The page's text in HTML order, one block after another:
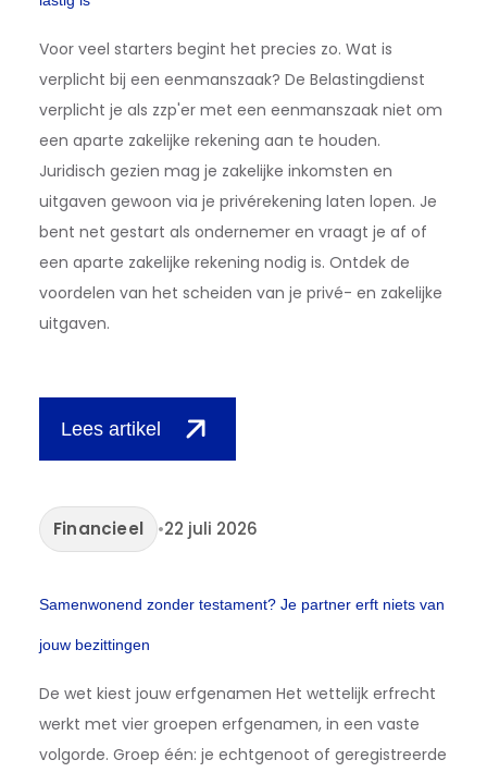
Voor veel starters begint het precies zo. Wat is
verplicht bij een eenmanszaak? De Belastingdienst
verplicht je als zzp'er met een eenmanszaak niet om
een aparte zakelijke rekening aan te houden.
Juridisch gezien mag je zakelijke inkomsten en
uitgaven gewoon via je privérekening laten lopen. Je
bent net gestart als ondernemer en vraagt je af of
een aparte zakelijke rekening nodig is. Ontdek de
voordelen van het scheiden van je privé- en zakelijke
uitgaven.
Lees artikel
Financieel •22 juli 2026
Samenwonend zonder testament? Je partner erft niets van
jouw bezittingen
De wet kiest jouw erfgenamen Het wettelijk erfrecht
werkt met vier groepen erfgenamen, in een vaste
volgorde. Groep één: je echtgenoot of geregistreerde